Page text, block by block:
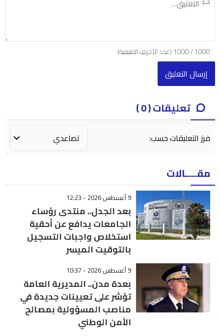
1000
/
1000(عدد الأحرف المتبقية)
تعليقات ( 0 )
فرز التعليقات حسب:
مقــــالات
9 أغسطس 2026 - 12:23
بعد الجدل.. منتدى رؤساء
الجامعات يدافع عن أحقية
استخلاص واجبات التسجيل
بالتوقيت الميسر
9 أغسطس 2026 - 10:37
بعدة مدن.. المديرية العامة
تؤشر على تعيينات جديدة في
مناصب المسؤولية بمصالح
الأمن الوطني